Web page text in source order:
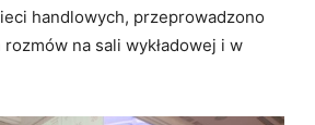
handlowych, przeprowadzono
na sali wykładowej i w